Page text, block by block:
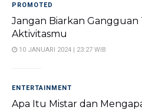
PROMOTED
Jangan Biarkan Gangguan
Aktivitasmu
10 JANUARI 2024 | 23:27 WIB
ENTERTAINMENT
Apa Itu Mistar dan